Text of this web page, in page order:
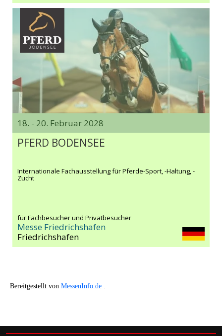
18. - 20. Februar 2028
PFERD BODENSEE
Internationale Fachausstellung für Pferde-Sport, -Haltung, -
Zucht
für Fachbesucher und Privatbesucher
Messe Friedrichshafen
Friedrichshafen
Bereitgestellt von MessenInfo.de .